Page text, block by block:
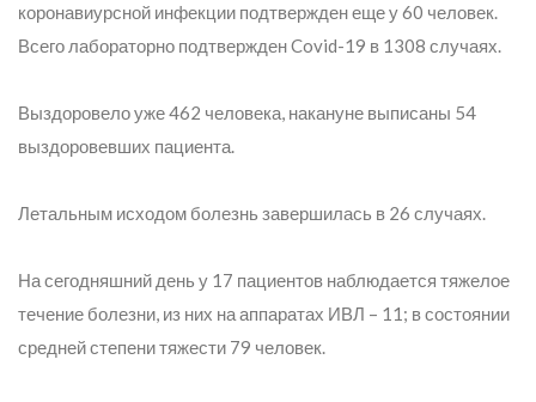
коронавиурсной инфекции подтвержден еще у 60 человек.
Всего лабораторно подтвержден Covid-19 в 1308 случаях.
Выздоровело уже 462 человека, накануне выписаны 54
выздоровевших пациента.
Летальным исходом болезнь завершилась в 26 случаях.
На сегодняшний день у 17 пациентов наблюдается тяжелое
течение болезни, из них на аппаратах ИВЛ – 11; в состоянии
средней степени тяжести 79 человек.